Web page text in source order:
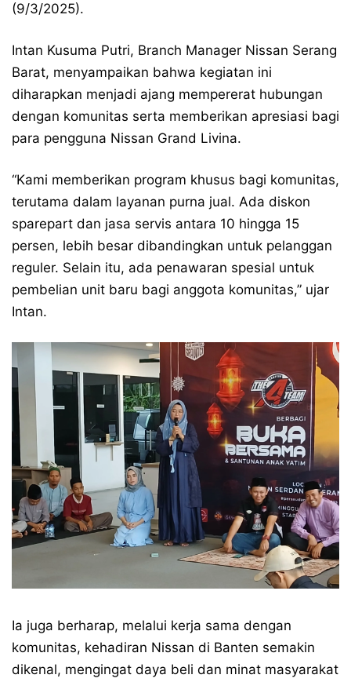
(9/3/2025).
Intan Kusuma Putri, Branch Manager Nissan Serang
Barat, menyampaikan bahwa kegiatan ini
diharapkan menjadi ajang mempererat hubungan
dengan komunitas serta memberikan apresiasi bagi
para pengguna Nissan Grand Livina.
“Kami memberikan program khusus bagi komunitas,
terutama dalam layanan purna jual. Ada diskon
sparepart dan jasa servis antara 10 hingga 15
persen, lebih besar dibandingkan untuk pelanggan
reguler. Selain itu, ada penawaran spesial untuk
pembelian unit baru bagi anggota komunitas,” ujar
Intan.
Ia juga berharap, melalui kerja sama dengan
komunitas, kehadiran Nissan di Banten semakin
dikenal, mengingat daya beli dan minat masyarakat